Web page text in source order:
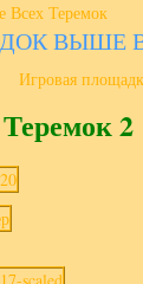
Всех Теремок
ВЫШЕ
Теремок 2